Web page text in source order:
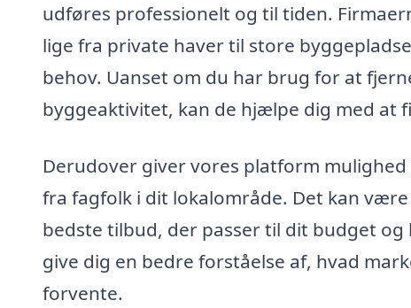
udføres professionelt og til tiden.
lige fra private haver til store
behov. Uanset om du har brug for at
byggeaktivitet, kan de hjælpe dig med at
Derudover giver vores platform
fra fagfolk i dit lokalområde. Det kan
bedste tilbud, der passer til dit budget
give dig en bedre forståelse af, hvad
forvente.